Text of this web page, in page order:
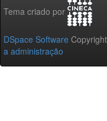
Tema criado por
DSpace Software
a administração